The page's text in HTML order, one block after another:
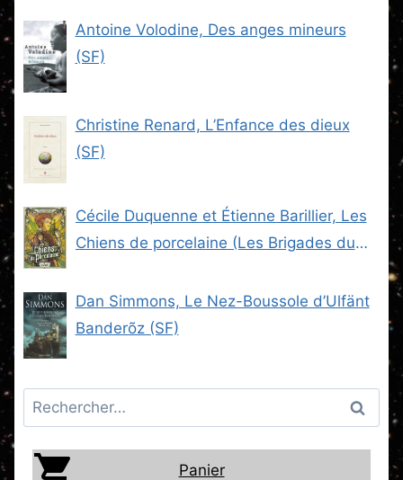
Antoine Volodine, Des anges mineurs
(SF)
Christine Renard, L’Enfance des dieux
(SF)
Cécile Duquenne et Étienne Barillier, Les
Chiens de porcelaine (Les Brigades du
Dan Simmons, Le Nez-Boussole d’Ulfänt
Banderõz (SF)
Rechercher :
Panier